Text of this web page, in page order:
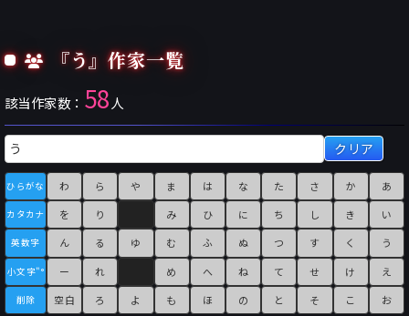
『う』作家一覧
該当作家数： 58 人
クリア
ひらがな
カタカナ
英数字
小文字"°
削除
わ
を
ん
ー
空白
ら
り
る
れ
ろ
や
ゆ
よ
ま
み
む
め
も
は
ひ
ふ
へ
ほ
な
に
ぬ
ね
の
た
ち
つ
て
と
さ
し
す
せ
そ
か
き
く
け
こ
あ
い
う
え
お